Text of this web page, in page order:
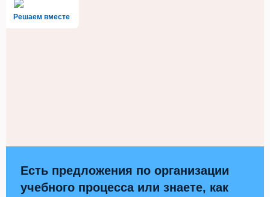
Решаем вместе
Есть предложения по организации
учебного процесса или знаете, как